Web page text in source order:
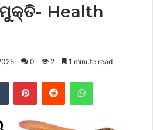
ମୁକ୍ତି- Health
0 2 1 minute read
Tumblr PinterestReddit WhatsApp